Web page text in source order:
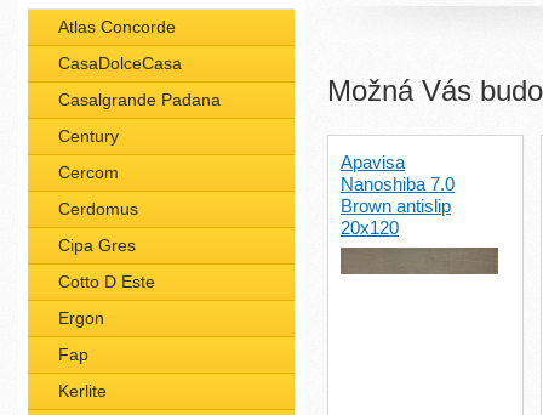
Atlas Concorde
CasaDolceCasa
Casalgrande Padana
Century
Cercom
Cerdomus
Cipa Gres
Cotto D Este
Ergon
Fap
Kerlite
Možná Vás
Apavisa
Nanoshiba 7.0
Brown antislip
20x120